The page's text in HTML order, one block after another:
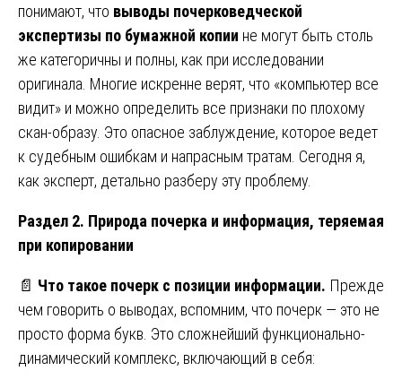
понимают, что выводы почерковедческой
экспертизы по бумажной копии не могут быть столь
же категоричны и полны, как при исследовании
оригинала. Многие искренне верят, что «компьютер все
видит» и можно определить все признаки по плохому
скан-образу. Это опасное заблуждение, которое ведет
к судебным ошибкам и напрасным тратам. Сегодня я,
как эксперт, детально разберу эту проблему.
Раздел 2. Природа почерка и информация, теряемая
при копировании
📄 Что такое почерк с позиции информации. Прежде
чем говорить о выводах, вспомним, что почерк — это не
просто форма букв. Это сложнейший функционально-
динамический комплекс, включающий в себя: